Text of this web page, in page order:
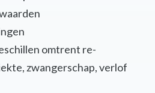
omtrent re-
zwangerschap, verlof